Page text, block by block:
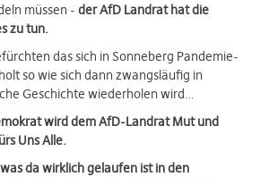
müssen - der AfD Landrat hat die
zu tun.
das sich in Sonneberg Pandemie-
so wie sich dann zwangsläufig in
Geschichte wiederholen wird…
wird dem AfD-Landrat Mut und
Uns Alle.
da wirklich gelaufen ist in den